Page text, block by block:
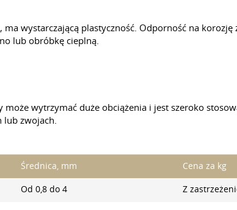
wystarczającą plastyczność. Odporność na
lub obróbkę cieplną.
wytrzymać duże obciążenia i jest szeroko
lub zwojach.
Średnica, mm Cena za kg
Od 0,8 do 4 Z